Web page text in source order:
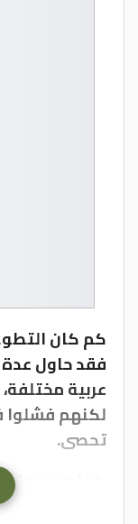
كم كان
فقد حاول
عربية
لكنهم فشلوا
تحصى.
كما هو
امتلاك